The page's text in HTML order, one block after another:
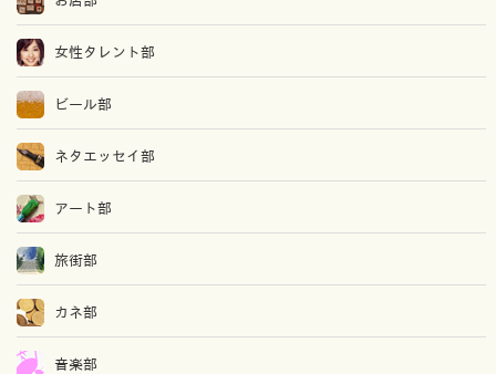
女性タレント部
ビール部
ネタエッセイ部
アート部
旅街部
カネ部
音楽部